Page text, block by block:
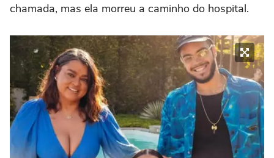
chamada, mas ela morreu a caminho do hospital.